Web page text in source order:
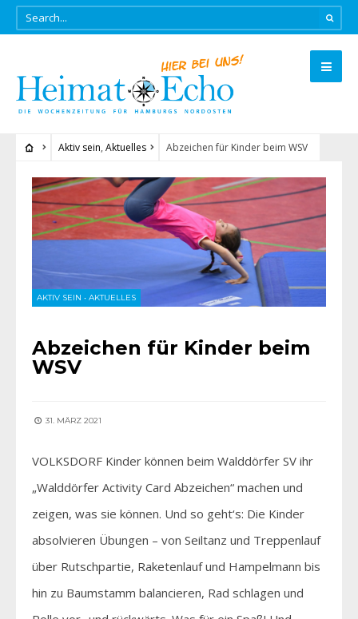
Aktiv sein, Aktuelles Abzeichen für Kinder beim WSV
AKTIV SEIN • AKTUELLES
Abzeichen für Kinder beim
WSV
31. MÄRZ 2021
VOLKSDORF Kinder können beim Walddörfer SV ihr
„Walddörfer Activity Card Abzeichen“ machen und
zeigen, was sie können. Und so geht‘s: Die Kinder
absolvieren Übungen – von Seiltanz und Treppenlauf
über Rutschpartie, Raketenlauf und Hampelmann bis
hin zu Baumstamm balancieren, Rad schlagen und